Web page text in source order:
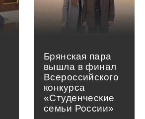
Брянская пара
вышла в финал
Всероссийского
конкурса
«Студенческие
семьи России»